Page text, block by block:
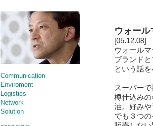
Communication
Enviroment
Logistics
Network
Solution
ウォール
[05.12.08]
ウォール
ブランド
という話
スーパー
樽仕込み
油。好み
でも３つ